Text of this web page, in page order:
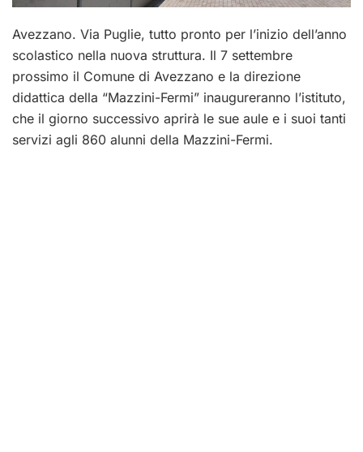
Avezzano. Via Puglie, tutto pronto per l’inizio dell’anno
scolastico nella nuova struttura. Il 7 settembre
prossimo il Comune di Avezzano e la direzione
didattica della “Mazzini-Fermi” inaugureranno l’istituto,
che il giorno successivo aprirà le sue aule e i suoi tanti
servizi agli 860 alunni della Mazzini-Fermi.